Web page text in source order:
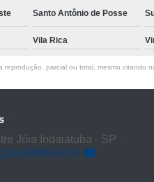
Santo Antônio de Posse
Vila Rica
parcial ou total, mesmo citando
Jóia Indaiatuba - SP
(19) 99899-9754